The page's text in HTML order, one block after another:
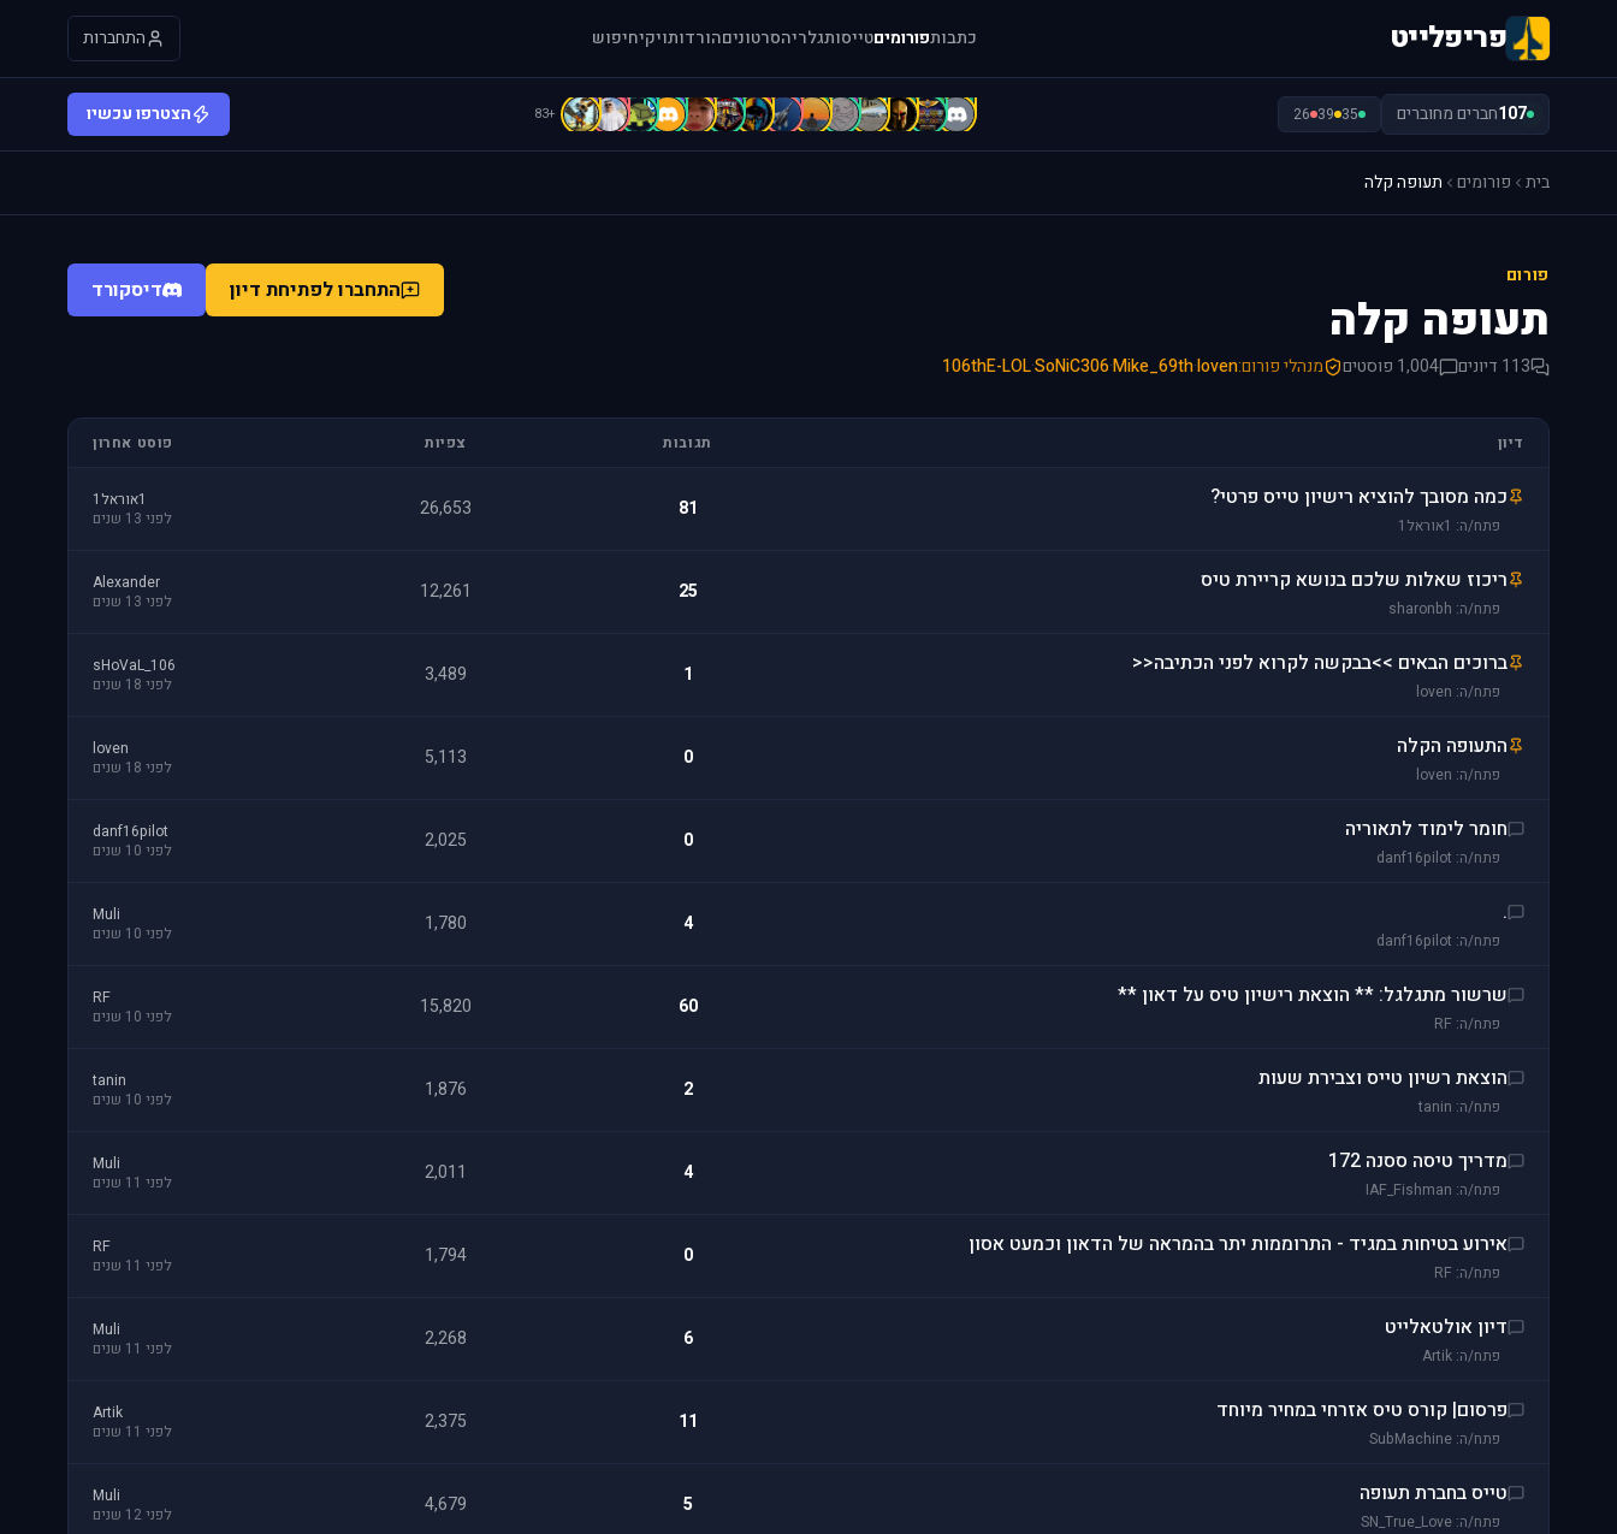
פריפלייט כתבותפורומיםטייסותגלריהסרטוניםהורדותויקיחיפוש התחברות
107חברים מחוברים 35
39
26
.
=
=
[
a
A
A
A
b
B
B
C
c
C
+83 הצטרפו עכשיו
בית פורומים תעופה קלה
פורום
תעופה קלה
113 דיונים 1,004 פוסטים מנהלי פורום:loven
·
Mike_69th
·
SoNiC306
·
106thE-LOL
התחברו לפתיחת דיון דיסקורד
דיון תגובות צפיות פוסט אחרון
כמה מסובך להוציא רישיון טייס פרטי?
פתח/ה: 1אוראל1
81
26,653
1אוראל1
לפני 13 שנים
ריכוז שאלות שלכם בנושא קריירת טיס
פתח/ה: sharonbh
25
12,261
Alexander
לפני 13 שנים
ברוכים הבאים >>בבקשה לקרוא לפני הכתיבה<<
פתח/ה: loven
1
3,489
sHoVaL_106
לפני 18 שנים
התעופה הקלה
פתח/ה: loven
0
5,113
loven
לפני 18 שנים
חומר לימוד לתאוריה
פתח/ה: danf16pilot
0
2,025
danf16pilot
לפני 10 שנים
.
פתח/ה: danf16pilot
4
1,780
Muli
לפני 10 שנים
שרשור מתגלגל: ** הוצאת רישיון טיס על דאון **
פתח/ה: RF
60
15,820
RF
לפני 10 שנים
הוצאת רשיון טייס וצבירת שעות
פתח/ה: tanin
2
1,876
tanin
לפני 10 שנים
מדריך טיסה ססנה 172
פתח/ה: IAF_Fishman
4
2,011
Muli
לפני 11 שנים
אירוע בטיחות במגיד - התרוממות יתר בהמראה של הדאון וכמעט אסון
פתח/ה: RF
0
1,794
RF
לפני 11 שנים
דיון אולטאלייט
פתח/ה: Artik
6
2,268
Muli
לפני 11 שנים
פרסום| קורס טיס אזרחי במחיר מיוחד
פתח/ה: SubMachine
11
2,375
Artik
לפני 11 שנים
טייס בחברת תעופה
פתח/ה: SN_True_Love
5
4,679
Muli
לפני 12 שנים